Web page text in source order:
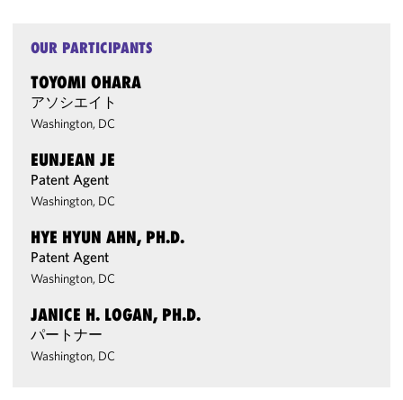
OUR PARTICIPANTS
TOYOMI OHARA
アソシエイト
Washington, DC
EUNJEAN JE
Patent Agent
Washington, DC
HYE HYUN AHN, PH.D.
Patent Agent
Washington, DC
JANICE H. LOGAN, PH.D.
パートナー
Washington, DC